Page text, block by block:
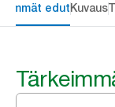
edutKuvaus